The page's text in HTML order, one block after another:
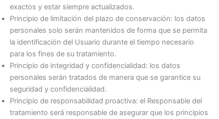
exactos y estar siempre actualizados.
Principio de limitación del plazo de conservación: los datos
personales solo serán mantenidos de forma que se permita
la identificación del Usuario durante el tiempo necesario
para los fines de su tratamiento.
Principio de integridad y confidencialidad: los datos
personales serán tratados de manera que se garantice su
seguridad y confidencialidad.
Principio de responsabilidad proactiva: el Responsable del
tratamiento será responsable de asegurar que los principios